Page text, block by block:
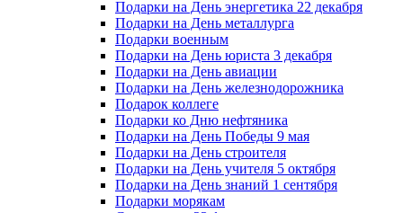
Подарки на День энергетика 22 декабря
Подарки на День металлурга
Подарки военным
Подарки на День юриста 3 декабря
Подарки на День авиации
Подарки на День железнодорожника
Подарок коллеге
Подарки ко Дню нефтяника
Подарки на День Победы 9 мая
Подарки на День строителя
Подарки на День учителя 5 октября
Подарки на День знаний 1 сентября
Подарки морякам